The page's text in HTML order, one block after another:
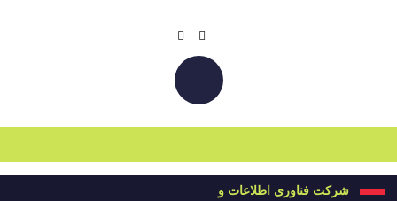
شرکت فناوری اطلاعات و